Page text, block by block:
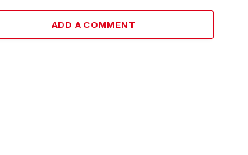
ADD A COMMENT